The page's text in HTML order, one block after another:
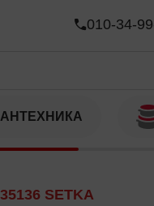
010-34-
SETKA